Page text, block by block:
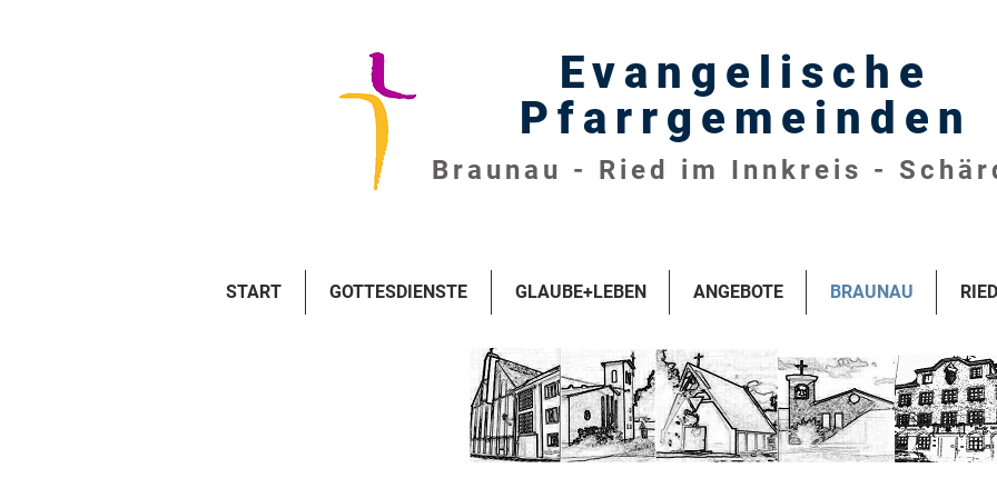
Evangelische
Pfarrgemeinden
Braunau - Ried im Innkreis -
START GOTTESDIENSTE GLAUBE+LEBEN ANGEBOTE BRAUNAU RIED